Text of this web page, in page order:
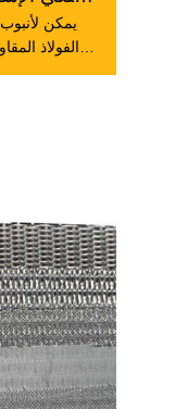
يمكن
الفولاذ